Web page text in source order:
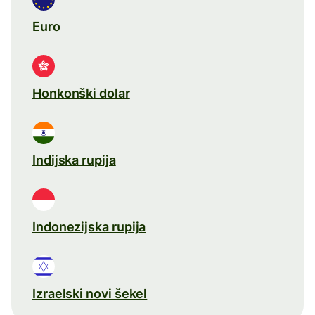
Euro
Honkonški dolar
Indijska rupija
Indonezijska rupija
Izraelski novi šekel